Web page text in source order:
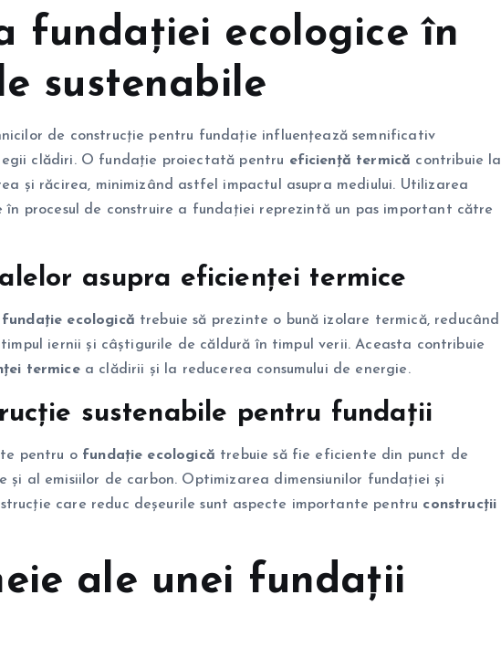
fundației ecologice în
sustenabile
de construcție pentru fundație influențează semnificativ
clădiri. O fundație proiectată pentru eficiență termică contribuie la
și răcirea, minimizând astfel impactul asupra mediului. Utilizarea
procesul de construire a fundației reprezintă un pas important către
asupra eficienței termice
fundație ecologică trebuie să prezinte o bună izolare termică, reducând
iernii și câștigurile de căldură în timpul verii. Aceasta contribuie
termicea clădirii și la reducerea consumului de energie.
sustenabile pentru fundații
pentru o fundație ecologică trebuie să fie eficiente din punct de
și al emisiilor de carbon. Optimizarea dimensiunilor fundației și
care reduc deșeurile sunt aspecte importante pentru construcții
ale unei fundații